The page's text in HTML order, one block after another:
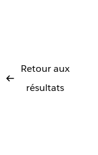
Retour aux
résultats